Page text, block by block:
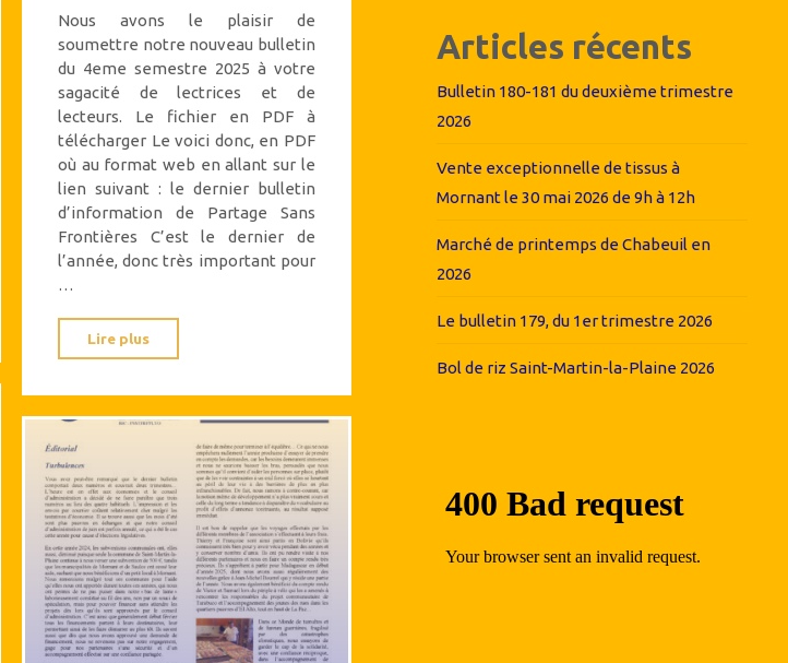
Nous avons le plaisir de
soumettre notre nouveau bulletin
du 4eme semestre 2025 à votre
sagacité de lectrices et de
lecteurs. Le fichier en PDF à
télécharger Le voici donc, en PDF
où au format web en allant sur le
lien suivant : le dernier bulletin
d’information de Partage Sans
Frontières C’est le dernier de
l’année, donc très important pour
…
Lire plus
bulletin
178
du
4eme
trimestre
2025
est
sorti"
Articles récents
Bulletin 180-181 du deuxième trimestre
2026
Vente exceptionnelle de tissus à
Mornant le 30 mai 2026 de 9h à 12h
Marché de printemps de Chabeuil en
2026
Le bulletin 179, du 1er trimestre 2026
Bol de riz Saint-Martin-la-Plaine 2026